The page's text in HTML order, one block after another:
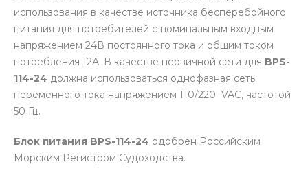
использования в качестве источника бесперебойного
питания для потребителей с номинальным входным
напряжением 24В постоянного тока и общим током
потребления 12А. В качестве первичной сети для BPS-
114-24 должна использоваться однофазная сеть
переменного тока напряжением 110/220 VAC, частотой
50 Гц.
Блок питания BPS-114-24 одобрен Российским
Морским Регистром Судоходства.